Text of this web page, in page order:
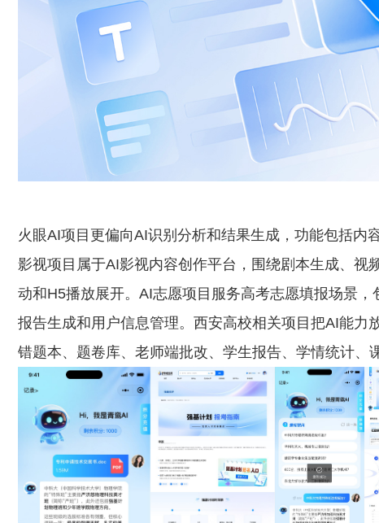
火眼AI项目更偏向AI识别分析和结果生成，功能包括
影视项目属于AI影视内容创作平台，围绕剧本生成、
动和H5播放展开。AI志愿项目服务高考志愿填报场景
报告生成和用户信息管理。西安高校相关项目把AI能力
错题本、题卷库、老师端批改、学生报告、学情统计、